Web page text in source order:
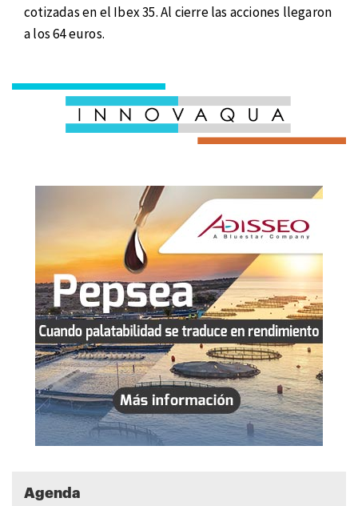
cotizadas en el Ibex 35. Al cierre las acciones llegaron
a los 64 euros.
Agenda